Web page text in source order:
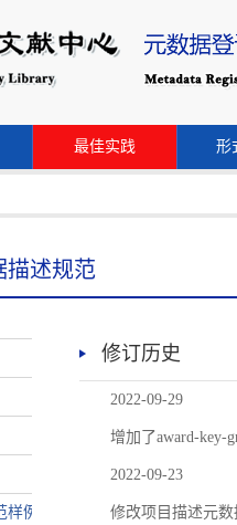
最佳实践 形
描述规范
例
修订历史
2022-09-29
增加了award-key-
2022-09-23
修改项目描述元